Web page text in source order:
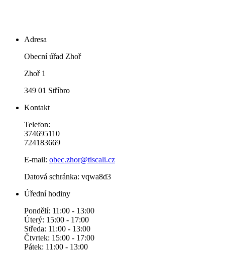
Adresa
Obecní úřad Zhoř
Zhoř 1
349 01 Stříbro
Kontakt
Telefon:
374695110
724183669
E-mail: obec.zhor@tiscali.cz
Datová schránka: vqwa8d3
Úřední hodiny
Pondělí: 11:00 - 13:00
Úterý: 15:00 - 17:00
Středa: 11:00 - 13:00
Čtvrtek: 15:00 - 17:00
Pátek: 11:00 - 13:00